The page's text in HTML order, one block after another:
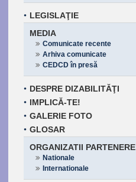
LEGISLAŢIE
MEDIA
Comunicate recente
Arhiva comunicate
CEDCD în presă
DESPRE DIZABILITĂŢI
IMPLICĂ-TE!
GALERIE FOTO
GLOSAR
ORGANIZATII PARTENERE
Nationale
Internationale